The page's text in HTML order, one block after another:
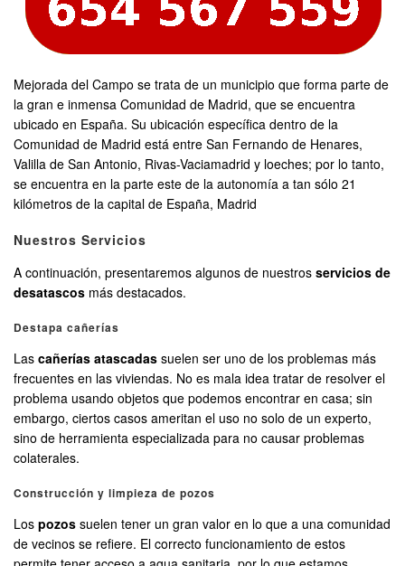
Mejorada del Campo se trata de un municipio que forma parte de
la gran e inmensa Comunidad de Madrid, que se encuentra
ubicado en España. Su ubicación específica dentro de la
Comunidad de Madrid está entre San Fernando de Henares,
Valilla de San Antonio, Rivas-Vaciamadrid y loeches; por lo tanto,
se encuentra en la parte este de la autonomía a tan sólo 21
kilómetros de la capital de España, Madrid
Nuestros Servicios
A continuación, presentaremos algunos de nuestros servicios de
desatascos más destacados.
Destapa cañerías
Las cañerías atascadas suelen ser uno de los problemas más
frecuentes en las viviendas. No es mala idea tratar de resolver el
problema usando objetos que podemos encontrar en casa; sin
embargo, ciertos casos ameritan el uso no solo de un experto,
sino de herramienta especializada para no causar problemas
colaterales.
Construcción y limpieza de pozos
Los pozos suelen tener un gran valor en lo que a una comunidad
de vecinos se refiere. El correcto funcionamiento de estos